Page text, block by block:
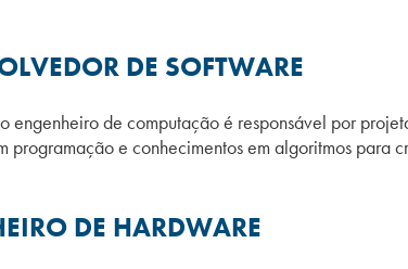
DE SOFTWARE
engenheiro de computação é responsável por
programação e conhecimentos em algoritmos para
DE HARDWARE